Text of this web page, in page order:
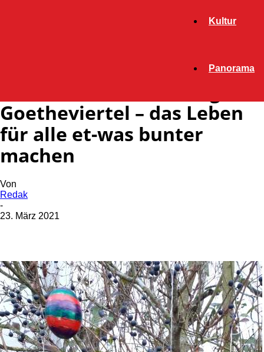
Kultur
Panorama
Ostereierüberraschung im Goetheviertel – das
Goetheviertel – das Leben
für alle et-was bunter
machen
Von
Redak
-
23. März 2021